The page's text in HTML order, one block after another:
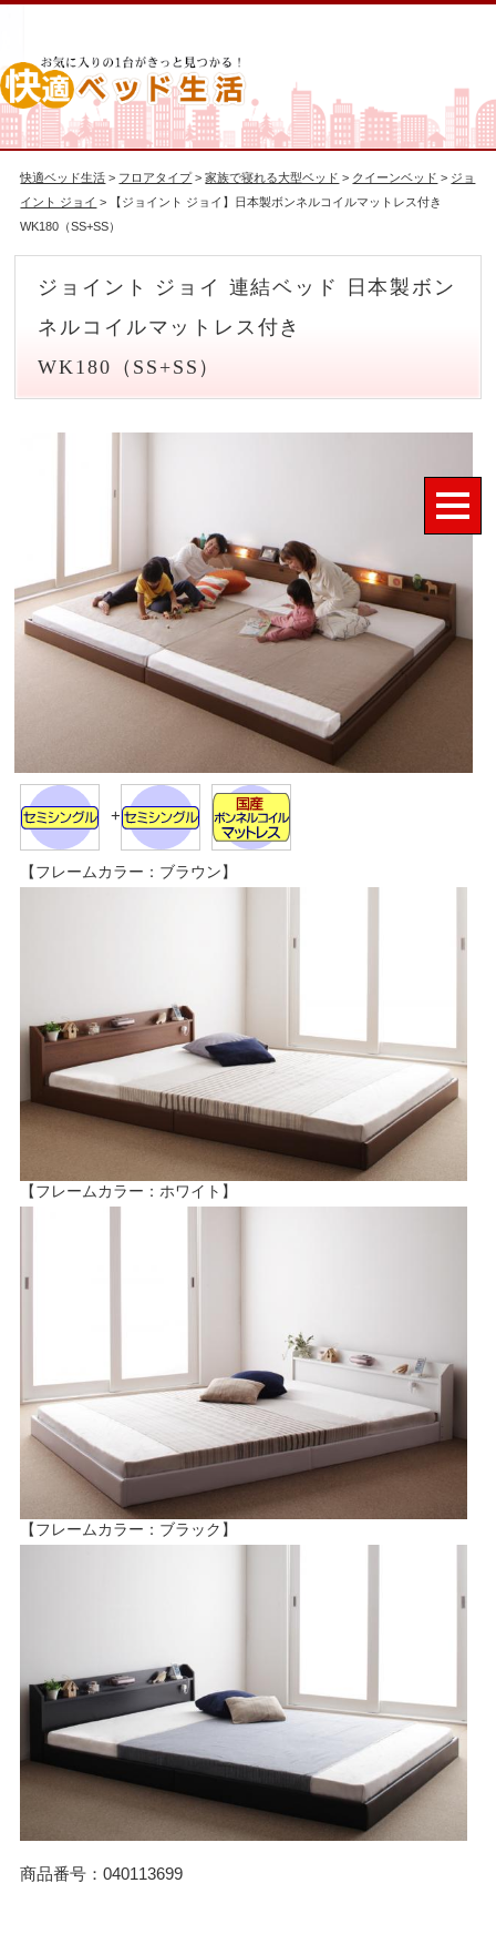
快適ベッド生活 > フロアタイプ >家族で寝れる大型ベッド > クイーンベッド > ジョ
イント ジョイ > 【ジョイント ジョイ】日本製ボンネルコイルマットレス付き
WK180（SS+SS）
ジョイント ジョイ 連結ベッド 日本製ボン
ネルコイルマットレス付き
WK180（SS+SS）
+
【フレームカラー：ブラウン】
【フレームカラー：ホワイト】
【フレームカラー：ブラック】
商品番号：040113699